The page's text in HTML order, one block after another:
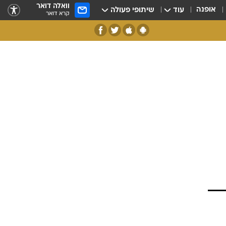
אופנה עוד שיתופי פעולה וואלה דואר
קרא דואר